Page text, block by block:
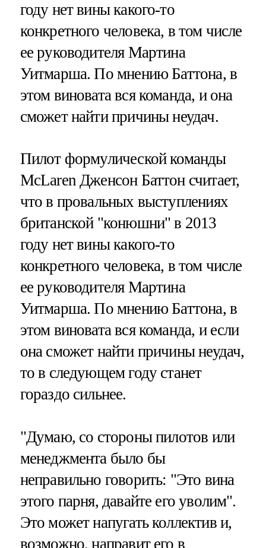
году нет вины какого-то
конкретного человека, в том числе
ее руководителя Мартина
Уитмарша. По мнению Баттона, в
этом виновата вся команда, и она
сможет найти причины неудач.
Пилот формулической команды
McLaren Дженсон Баттон считает,
что в провальных выступлениях
британской "конюшни" в 2013
году нет вины какого-то
конкретного человека, в том числе
ее руководителя Мартина
Уитмарша. По мнению Баттона, в
этом виновата вся команда, и если
она сможет найти причины неудач,
то в следующем году станет
гораздо сильнее.
"Думаю, со стороны пилотов или
менеджмента было бы
неправильно говорить: "Это вина
этого парня, давайте его уволим".
Это может напугать коллектив и,
возможно, направит его в